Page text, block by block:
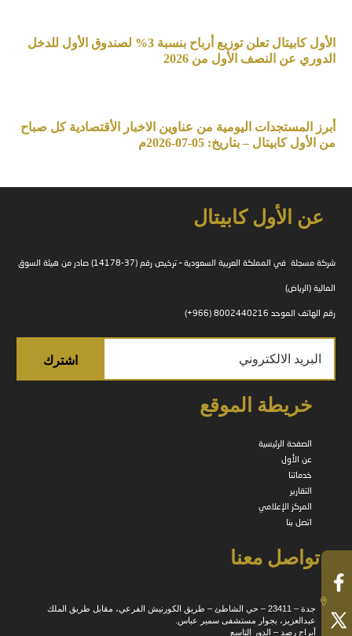
الأول كابيتال تعلن توزيع أرباح بنسبة 3% لصندوق الأول للدخل
الدوري عن النصف الأول من 2026
أبرز المستجدات اليومية من عناوين الاخبار الأقتصادية كل صباح
من الأول كابيتال – بتاريخ: 05-07-2026م
عن الأول كابيتال
شركة مسجلة في المملكة العربية السعودية – ترخيص رقم (37-14178) صادر من هيئة السوق
المالية (الرياض)
رقم الهاتف الموحد 8002440216 (966+)
خريطة الموقع
الصفحة الرئيسية
عن الأول
خدماتنا
التقارير
المركز الإعلامي
اتصل بنا
تواصل معنا
جدة – 23411 – حي الشاطئ – طريق الكورنيش الفرعي، مقابل طريق الملك
عبدالعزيز، بجوار مستشفى سمير عباس.
أبراج رصد – الدور التاسع